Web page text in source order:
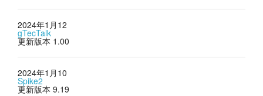
2024年1月12
gTecTalk
更新版本 1.00
2024年1月10
Spike2
更新版本 9.19